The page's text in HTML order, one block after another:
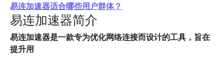
易连加速器适合哪些用户群体？
易连加速器简介
易连加速器是一款专为优化网络连接而设计的工具，旨在
提升用